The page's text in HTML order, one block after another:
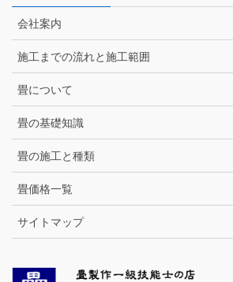
会社案内
施工までの流れと施工範囲
畳について
畳の基礎知識
畳の施工と種類
畳価格一覧
サイトマップ